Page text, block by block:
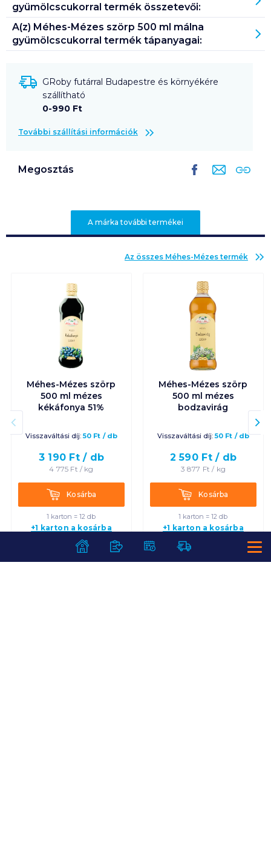
gyümölcscukorral termék összetevői:
A(z) Méhes-Mézes szörp 500 ml málna
gyümölcscukorral termék tápanyagai:
GRoby futárral Budapestre és környékére
szállítható
0-990 Ft
További szállítási információk
Megosztás
A márka további termékei
Az összes Méhes-Mézes termék
Méhes-Mézes szörp
500 ml mézes
kékáfonya 51%
Visszaváltási díj: 50Ft / db
3 190 Ft / db
4 775 Ft / kg
KosárbaKosárba
1 karton = 12 db
+1 karton a kosárba
Méhes-Mézes szörp
500 ml mézes
bodzavirág
Visszaváltási díj: 50Ft / db
2 590 Ft / db
3 877 Ft / kg
KosárbaKosárba
1 karton = 12 db
+1 karton a kosárba